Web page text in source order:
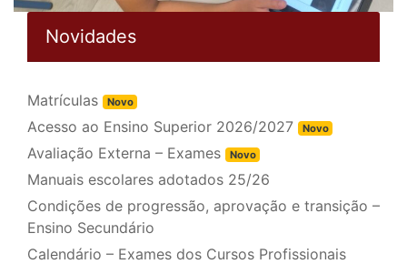
Novidades
Matrículas Novo
Acesso ao Ensino Superior 2026/2027 Novo
Avaliação Externa – Exames Novo
Manuais escolares adotados 25/26
Condições de progressão, aprovação e transição –
Ensino Secundário
Calendário – Exames dos Cursos Profissionais